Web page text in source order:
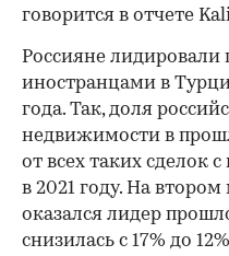
говорится в отчете
Россияне лидировали
иностранцами в
года. Так, доля
недвижимости в
от всех таких сделок
в 2021 году. На втором
оказался лидер
снизилась с 17% до